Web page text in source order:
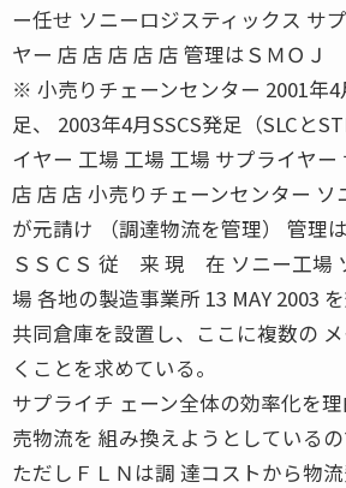
ー任せ ソニーロジスティックス サ
ヤー 店 店 店 店 店 管理はＳＭＯ
※ 小売りチェーンセンター 2001年4
足、 2003年4月SSCS発足（SLCと
イヤー 工場 工場 工場 サプライヤー
店 店 店 小売りチェーンセンター ソ
が元請け （調達物流を管理） 管
ＳＳＣＳ 従 来 現 在 ソニー工場
場 各地の製造事業所 13 MAY 2003
共同倉庫を設置し、ここに複数の
くことを求めている。
サプライチ ェーン全体の効率化を
売物流を 組み換えようとしているの
ただしＦＬＮは調 達コストから物